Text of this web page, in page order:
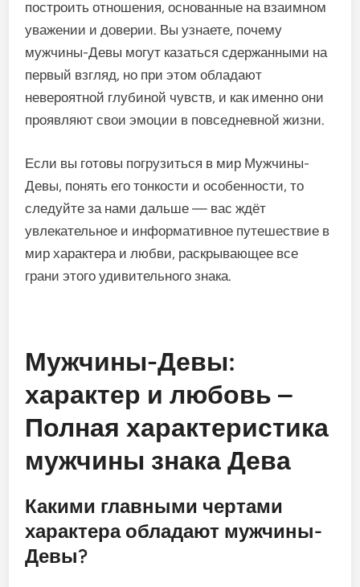
построить отношения, основанные на взаимном
уважении и доверии. Вы узнаете, почему
мужчины-Девы могут казаться сдержанными на
первый взгляд, но при этом обладают
невероятной глубиной чувств, и как именно они
проявляют свои эмоции в повседневной жизни.
Если вы готовы погрузиться в мир Мужчины-
Девы, понять его тонкости и особенности, то
следуйте за нами дальше — вас ждёт
увлекательное и информативное путешествие в
мир характера и любви, раскрывающее все
грани этого удивительного знака.
Мужчины-Девы:
характер и любовь –
Полная характеристика
мужчины знака Дева
Какими главными чертами
характера обладают мужчины-
Девы?